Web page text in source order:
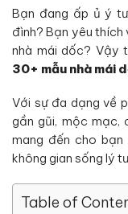
Bạn đang ấp ủ ý
đình? Bạn yêu thích
nhà mái dốc? Vậy
30+ mẫu nhà mái
Với sự đa dạng về
gần gũi, mộc mạc,
mang đến cho
không gian sống lý
Table of